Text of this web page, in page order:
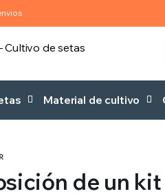
Material de cultivo
de un